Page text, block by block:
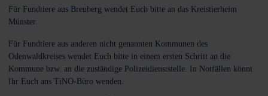
Für Fundtiere aus Breuberg wendet Euch bitte an das Kreistierheim
Münster.
Für Fundtiere aus anderen nicht genannten Kommunen des
Odenwaldkreises wendet Euch bitte in einem ersten Schritt an die
Kommune bzw. an die zuständige Polizeidienststelle. In Notfällen könnt
Ihr Euch ans TiNO-Büro wenden.